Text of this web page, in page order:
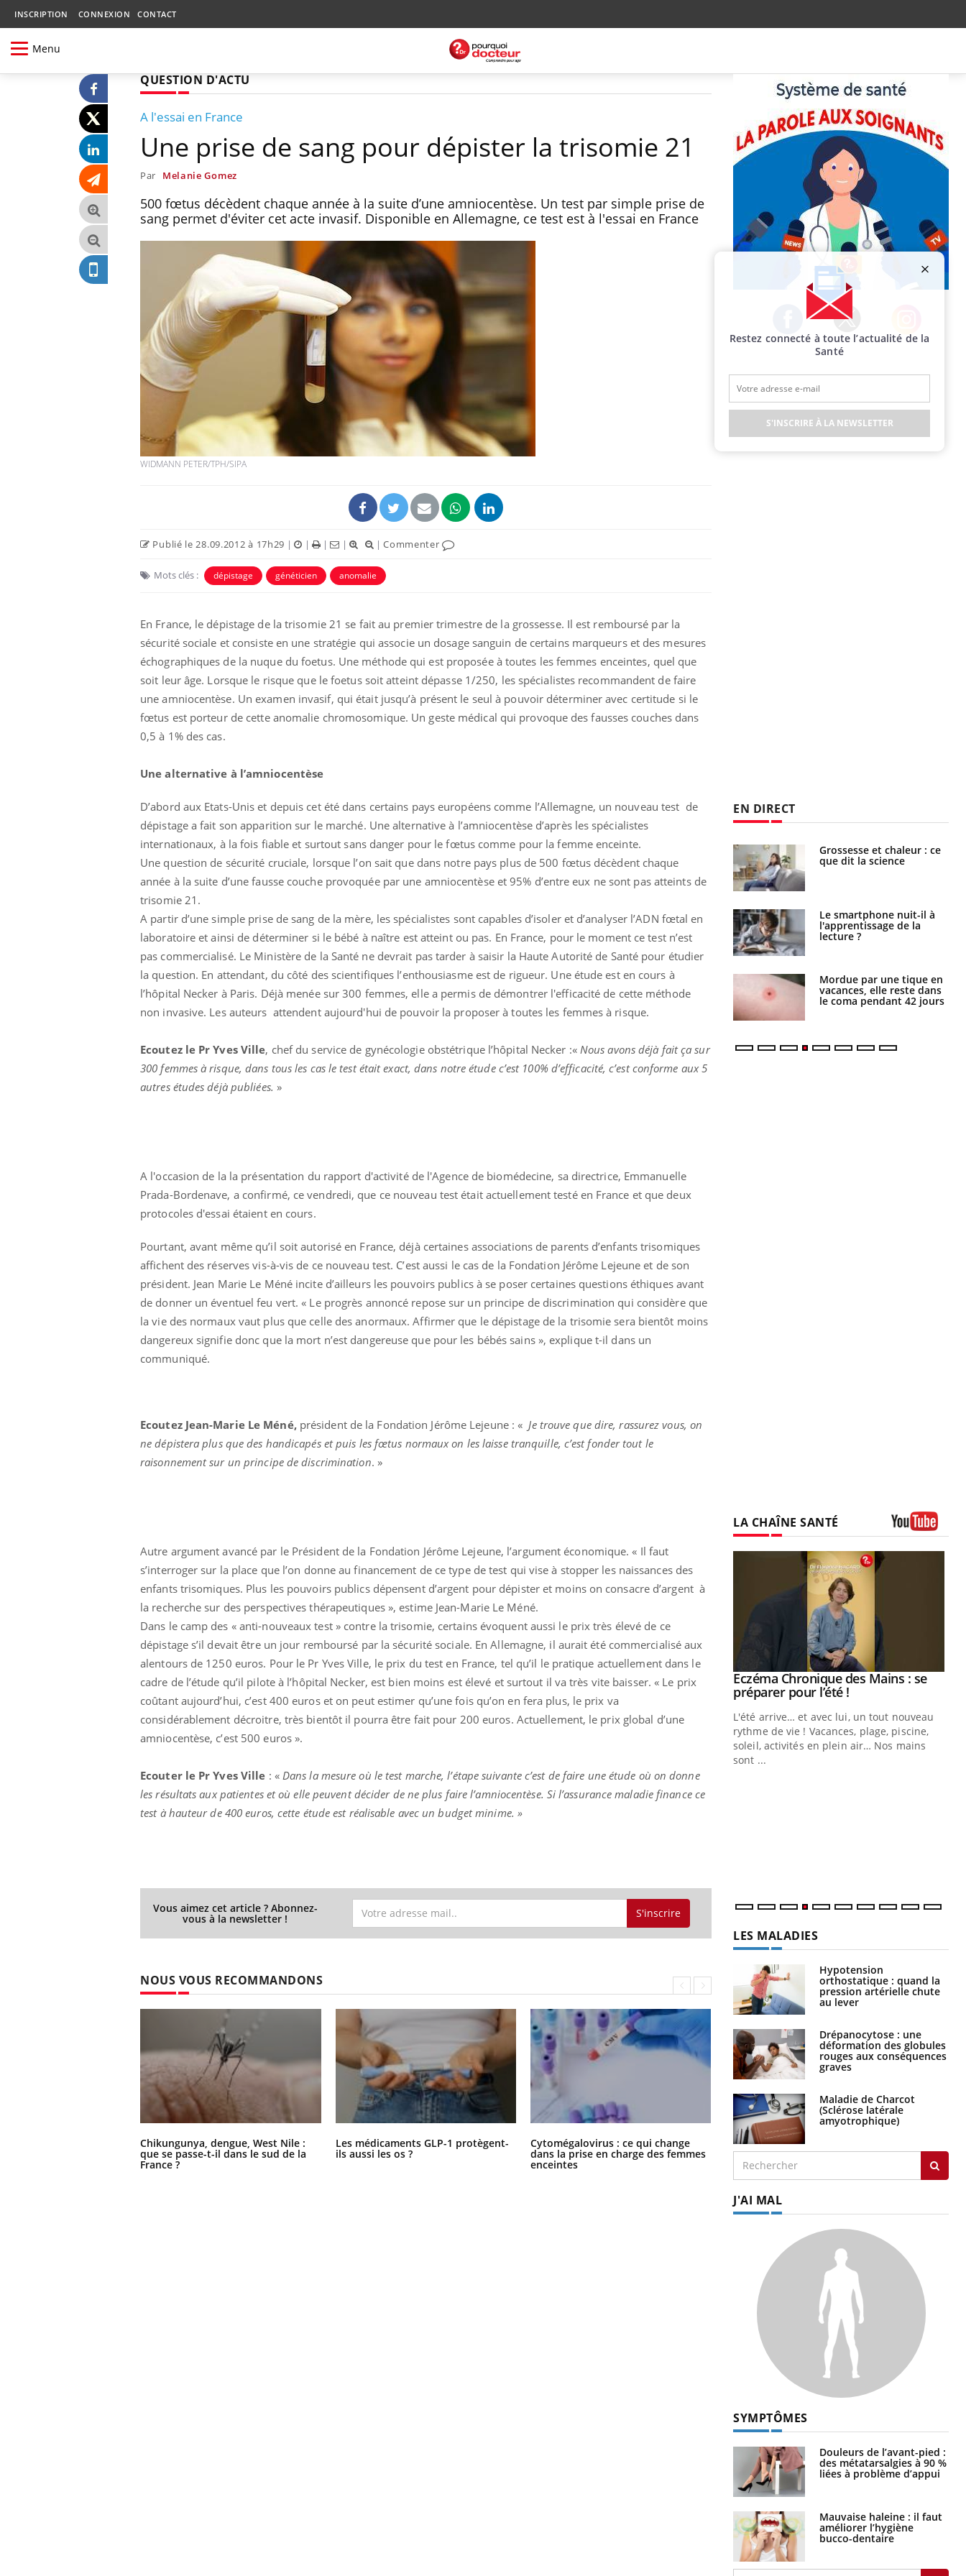
INSCRIPTION CONNEXION CONTACT
Menu
QUESTION D'ACTU
A l'essai en France
Une prise de sang pour dépister la trisomie 21
Par Melanie Gomez
500 fœtus décèdent chaque année à la suite d’une amniocentèse. Un test par simple prise de
sang permet d'éviter cet acte invasif. Disponible en Allemagne, ce test est à l'essai en France
WIDMANN PETER/TPH/SIPA
Publié le 28.09.2012 à 17h29 | | | | |Commenter
Mots clés : dépistage généticien anomalie
En France, le dépistage de la trisomie 21 se fait au premier trimestre de la grossesse. Il est remboursé par la
sécurité sociale et consiste en une stratégie qui associe un dosage sanguin de certains marqueurs et des mesures
échographiques de la nuque du foetus. Une méthode qui est proposée à toutes les femmes enceintes, quel que
soit leur âge. Lorsque le risque que le foetus soit atteint dépasse 1/250, les spécialistes recommandent de faire
une amniocentèse. Un examen invasif, qui était jusqu’à présent le seul à pouvoir déterminer avec certitude si le
fœtus est porteur de cette anomalie chromosomique. Un geste médical qui provoque des fausses couches dans
0,5 à 1% des cas.
Une alternative à l’amniocentèse
D’abord aux Etats-Unis et depuis cet été dans certains pays européens comme l’Allemagne, un nouveau test de
dépistage a fait son apparition sur le marché. Une alternative à l’amniocentèse d’après les spécialistes
internationaux, à la fois fiable et surtout sans danger pour le fœtus comme pour la femme enceinte.
Une question de sécurité cruciale, lorsque l’on sait que dans notre pays plus de 500 fœtus décèdent chaque
année à la suite d’une fausse couche provoquée par une amniocentèse et 95% d’entre eux ne sont pas atteints de
trisomie 21.
A partir d’une simple prise de sang de la mère, les spécialistes sont capables d’isoler et d’analyser l’ADN fœtal en
laboratoire et ainsi de déterminer si le bébé à naître est atteint ou pas. En France, pour le moment ce test n’est
pas commercialisé. Le Ministère de la Santé ne devrait pas tarder à saisir la Haute Autorité de Santé pour étudier
la question. En attendant, du côté des scientifiques l’enthousiasme est de rigueur. Une étude est en cours à
l’hôpital Necker à Paris. Déjà menée sur 300 femmes, elle a permis de démontrer l'efficacité de cette méthode
non invasive. Les auteurs attendent aujourd'hui de pouvoir la proposer à toutes les femmes à risque.
Ecoutez le Pr Yves Ville, chef du service de gynécologie obstétrique l’hôpital Necker :« Nous avons déjà fait ça sur
300 femmes à risque, dans tous les cas le test était exact, dans notre étude c’est 100% d’efficacité, c’est conforme aux 5
autres études déjà publiées. »
A l'occasion de la la présentation du rapport d'activité de l'Agence de biomédecine, sa directrice, Emmanuelle
Prada-Bordenave, a confirmé, ce vendredi, que ce nouveau test était actuellement testé en France et que deux
protocoles d'essai étaient en cours.
Pourtant, avant même qu’il soit autorisé en France, déjà certaines associations de parents d’enfants trisomiques
affichent des réserves vis-à-vis de ce nouveau test. C’est aussi le cas de la Fondation Jérôme Lejeune et de son
président. Jean Marie Le Méné incite d’ailleurs les pouvoirs publics à se poser certaines questions éthiques avant
de donner un éventuel feu vert. « Le progrès annoncé repose sur un principe de discrimination qui considère que
la vie des normaux vaut plus que celle des anormaux. Affirmer que le dépistage de la trisomie sera bientôt moins
dangereux signifie donc que la mort n’est dangereuse que pour les bébés sains », explique t-il dans un
communiqué.
Ecoutez Jean-Marie Le Méné, président de la Fondation Jérôme Lejeune : « Je trouve que dire, rassurez vous, on
ne dépistera plus que des handicapés et puis les fœtus normaux on les laisse tranquille, c’est fonder tout le
raisonnement sur un principe de discrimination. »
Autre argument avancé par le Président de la Fondation Jérôme Lejeune, l’argument économique. « Il faut
s’interroger sur la place que l’on donne au financement de ce type de test qui vise à stopper les naissances des
enfants trisomiques. Plus les pouvoirs publics dépensent d’argent pour dépister et moins on consacre d’argent à
la recherche sur des perspectives thérapeutiques », estime Jean-Marie Le Méné.
Dans le camp des « anti-nouveaux test » contre la trisomie, certains évoquent aussi le prix très élevé de ce
dépistage s’il devait être un jour remboursé par la sécurité sociale. En Allemagne, il aurait été commercialisé aux
alentours de 1250 euros. Pour le Pr Yves Ville, le prix du test en France, tel qu’il le pratique actuellement dans le
cadre de l’étude qu’il pilote à l’hôpital Necker, est bien moins est élevé et surtout il va très vite baisser. « Le prix
coûtant aujourd’hui, c’est 400 euros et on peut estimer qu’une fois qu’on en fera plus, le prix va
considérablement décroitre, très bientôt il pourra être fait pour 200 euros. Actuellement, le prix global d’une
amniocentèse, c’est 500 euros ».
Ecouter le Pr Yves Ville : « Dans la mesure où le test marche, l’étape suivante c’est de faire une étude où on donne
les résultats aux patientes et où elle peuvent décider de ne plus faire l’amniocentèse. Si l’assurance maladie finance ce
test à hauteur de 400 euros, cette étude est réalisable avec un budget minime. »
Vous aimez cet article ? Abonnez-
vous à la newsletter ! S'inscrire
NOUS VOUS RECOMMANDONS
Chikungunya, dengue, West Nile :
que se passe-t-il dans le sud de la
France ?
Les médicaments GLP-1 protègent-
ils aussi les os ?
Cytomégalovirus : ce qui change
dans la prise en charge des femmes
enceintes
La sieste empêche-t-elle de dormir
la nuit ?
Facebook Twitter Instagram
EN DIRECT
Chikungunya, dengue,
West Nile : que se passe-
t-il dans le sud de la
France ?
Les médicaments GLP-1
protègent-ils aussi les os
?
Cytomégalovirus : ce qui
change dans la prise en
charge des femmes
enceintes
La sieste empêche-t-elle
de dormir la nuit ?
VIH : la fin du comprimé
tous les jours se profile-t-
elle enfin ?
Pourquoi votre ventre
gâche-t-il les premiers
jours de vos vacances ?
Fortes chaleurs :
pourquoi le risque de
noyade grimpe-t-il ?
Le Viagra pourrait-il
freiner la propagation du
cancer ?
Pourquoi manger moins
de protéines pourrait
finalement être bénéfique
Grossesse et chaleur : ce
que dit la science
Le smartphone nuit-il à
l'apprentissage de la
lecture ?
Mordue par une tique en
vacances, elle reste dans
le coma pendant 42 jours
LA CHAÎNE SANTÉ
Eczéma Chronique des Mains :
expliquer ma maladieYoutube
Il y a des sujets qui sont faciles à aborder...
d'autres non ! D'un côté, poser des
questions sur la maladie d'un proche c'est
Youtube
Carence en fer : comprendre pour
prévenir Youtube
Fatigue, irritabilité, brouillard mental ou
même alopécie… Les symptômes de la
carence en fer sont multiples ce qui la rend
...
Youtube
Insuline & Charge mentale : et si on
osait en parler?? Youtube
En 2026, l'insuline dans le diabète de type 2
Youtube
Eczéma Chronique des Mains : se
préparer pour l’été !Youtube
L'été arrive… et avec lui, un tout nouveau
rythme de vie ! Vacances, plage, piscine,
soleil, activités en plein air… Nos mains
sont ...
LES MALADIES
Hypotension
orthostatique : quand la
pression artérielle chute
au lever
Drépanocytose : une
déformation des globules
rouges aux conséquences
graves
Maladie de Charcot
(Sclérose latérale
amyotrophique)
J'AI MAL
SYMPTÔMES
Douleurs de l’avant-pied :
des métatarsalgies à 90 %
liées à problème d’appui
Mauvaise haleine : il faut
améliorer l’hygiène
bucco-dentaire
Restez connecté à toute l’actualité de la
Santé
S'INSCRIRE À LA NEWSLETTER